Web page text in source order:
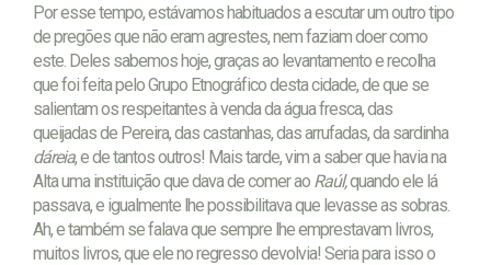
Por esse tempo, estávamos habituados a escutar um outro tipo
de pregões que não eram agrestes, nem faziam doer como
este. Deles sabemos hoje, graças ao levantamento e recolha
que foi feita pelo Grupo Etnográfico desta cidade, de que se
salientam os respeitantes à venda da água fresca, das
queijadas de Pereira, das castanhas, das arrufadas, da sardinha
dáreia, e de tantos outros! Mais tarde, vim a saber que havia na
Alta uma instituição que dava de comer ao Raúl,quando ele lá
passava, e igualmente lhe possibilitava que levasse as sobras.
Ah, e também se falava que sempre lhe emprestavam livros,
muitos livros, que ele no regresso devolvia! Seria para isso o